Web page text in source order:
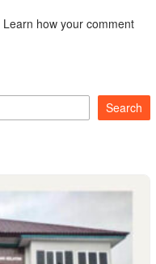
Learn how your comment
Search